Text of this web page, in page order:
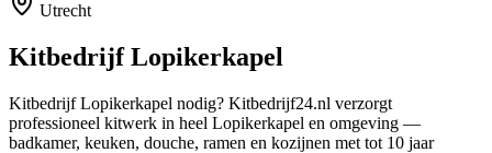
Utrecht
KitbedrijfLopikerkapel
Kitbedrijf Lopikerkapel nodig? Kitbedrijf24.nl verzorgt
professioneel kitwerk in heel Lopikerkapel en omgeving —
badkamer, keuken, douche, ramen en kozijnen met tot 10 jaar